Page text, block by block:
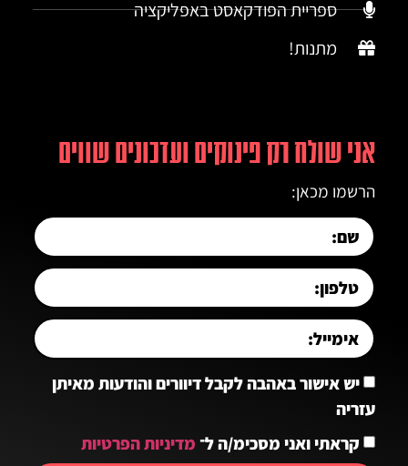
ספריית הפודקאסט באפליקציה
מתנות!
אני שולח רק פינוקים ועדכונים שווים
הרשמו מכאן:
יש אישור באהבה לקבל דיוורים והודעות מאיתן
עזריה
קראתי ואני מסכימ/ה ל־ מדיניות הפרטיות